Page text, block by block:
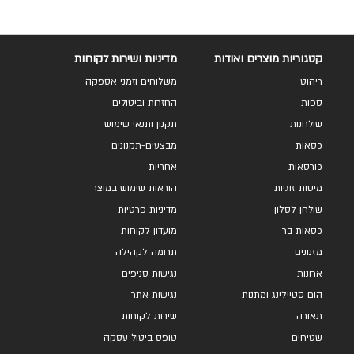
קטגוריות מוצרים ואודות
ריהוט
ספות
שולחנות
כסאות
כורסאות
מיטות זוגיות
שולחן לסלון
כסאות בר
מזנונים
ארונות
הום סטיילינג ומתנות
תאורה
שטיחים
מדיניות ושירות לקוחות
משלוחים וזמני אספקה
החזרות וביטולים
תקנון ותנאי שימוש
מבצעים-תקנונים
אחריות
הוראות שימוש במוצר
מדיניות פרטיות
מועדון לקוחות
תרומה לקהילה
נגישות סניפים
נגישות אתר
שירות לקוחות
טופס ביטול עסקה